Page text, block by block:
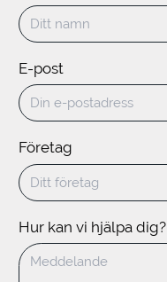
E-post
Företag
Hur kan vi hjälpa dig?